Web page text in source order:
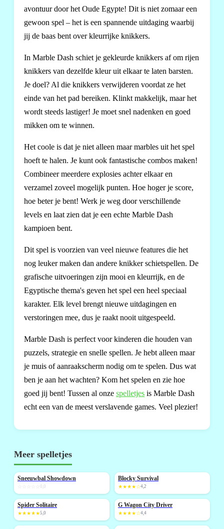
avontuur door het Oude Egypte! Dit is niet zomaar een
gewoon spel – het is een spannende uitdaging waarbij
jij de baas bent over kleurrijke knikkers.
In Marble Dash schiet je gekleurde knikkers af om rijen
knikkers van dezelfde kleur uit elkaar te laten barsten.
Je doel? Al die knikkers verwijderen voordat ze het
einde van het pad bereiken. Klinkt makkelijk, maar het
wordt steeds lastiger! Je moet snel nadenken en goed
mikken om te winnen.
Het coole is dat je niet alleen maar marbles uit het spel
hoeft te halen. Je kunt ook fantastische combos maken!
Combineer meerdere explosies achter elkaar en
verzamel zoveel mogelijk punten. Hoe hoger je score,
hoe beter je bent! Werk je weg door verschillende
levels en laat zien dat je een echte Marble Dash
kampioen bent.
Dit spel is voorzien van veel nieuwe features die het
nog leuker maken dan andere knikker schietspellen. De
grafische uitvoeringen zijn mooi en kleurrijk, en de
Egyptische thema's geven het spel een heel speciaal
karakter. Elk level brengt nieuwe uitdagingen en
verstoringen mee, dus je raakt nooit uitgespeeld.
Marble Dash is perfect voor kinderen die houden van
puzzels, strategie en snelle spellen. Je hebt alleen maar
je muis of aanraakscherm nodig om te spelen. Dus wat
ben je aan het wachten? Kom het spelen en zie hoe
goed jij bent! Tussen al onze spelletjes is Marble Dash
echt een van de meest verslavende games. Veel plezier!
Meer spelletjes
NIEUW
Sneeuwbal Showdown
0,0
NIEUW
Blocky Survival
★★★★☆4,2
NIEUW
Spider Solitaire
★★★★★5,0
NIEUW
G Wagon City Driver
★★★★☆4,4